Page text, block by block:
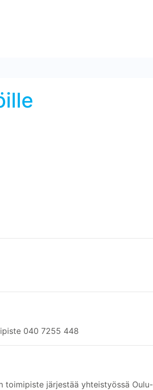
040 7255 448
toimipiste järjestää yhteistyössä